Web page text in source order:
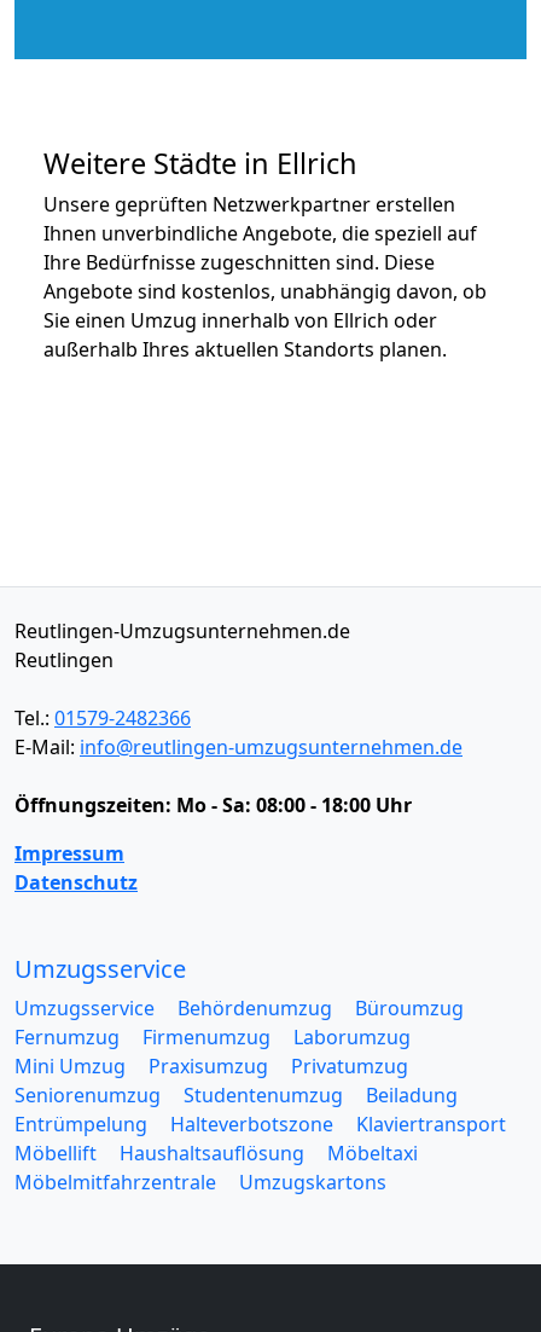
Weitere Städte in Ellrich
Unsere geprüften Netzwerkpartner erstellen
Ihnen unverbindliche Angebote, die speziell auf
Ihre Bedürfnisse zugeschnitten sind. Diese
Angebote sind kostenlos, unabhängig davon, ob
Sie einen Umzug innerhalb von Ellrich oder
außerhalb Ihres aktuellen Standorts planen.
Reutlingen-Umzugsunternehmen.de
Reutlingen
Tel.: 01579-2482366
E-Mail: info@reutlingen-umzugsunternehmen.de
Öffnungszeiten: Mo - Sa: 08:00 - 18:00 Uhr
Impressum
Datenschutz
Umzugsservice
Umzugsservice Behördenumzug
Büroumzug
Fernumzug
Firmenumzug
Laborumzug
Mini Umzug
Praxisumzug
Privatumzug
Seniorenumzug
Studentenumzug
Beiladung
Entrümpelung
Halteverbotszone
Klaviertransport
Möbellift
Haushaltsauflösung
Möbeltaxi
Möbelmitfahrzentrale
Umzugskartons